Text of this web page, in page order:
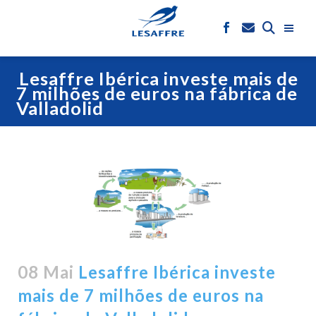
Lesaffre Ibérica investe mais de
7 milhões de euros na fábrica de
Valladolid
08 Mai Lesaffre Ibérica investe
mais de 7 milhões de euros na